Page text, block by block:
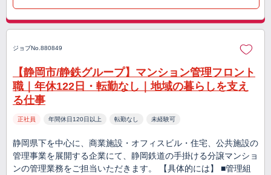
ジョブNo.880849
【静岡市/静鉄グループ】マンション管理フロント
職｜年休122日・転勤なし｜地域の暮らしを支え
る仕事
正社員 年間休日120日以上 転勤なし 未経験可
静岡県下を中心に、商業施設・オフィスビル・住宅、公共施設の
管理事業を展開する企業にて、静岡鉄道の手掛ける分譲マンショ
ンの管理業務をご担当いただきます。 【具体的には】 ■管理組